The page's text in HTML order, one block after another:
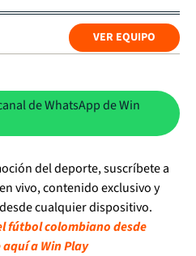
VER EQUIPO
de WhatsApp de Win
del deporte, suscríbete a
vivo, contenido exclusivo y
cualquier dispositivo.
fútbol colombiano desde
a Win Play